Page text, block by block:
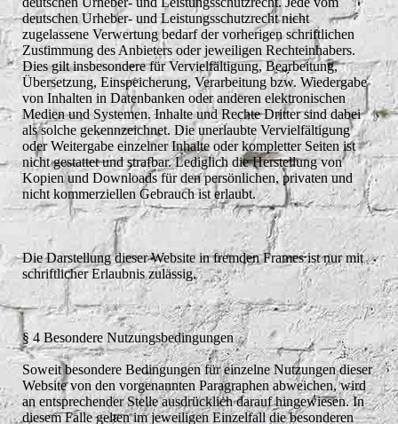
deutschen Urheber- und Leistungsschutzrecht nicht
zugelassene Verwertung bedarf der vorherigen schriftlichen
Zustimmung des Anbieters oder jeweiligen Rechteinhabers.
Dies gilt insbesondere für Vervielfältigung, Bearbeitung,
Übersetzung, Einspeicherung, Verarbeitung bzw. Wiedergabe
von Inhalten in Datenbanken oder anderen elektronischen
Medien und Systemen. Inhalte und Rechte Dritter sind dabei
als solche gekennzeichnet. Die unerlaubte Vervielfältigung
oder Weitergabe einzelner Inhalte oder kompletter Seiten ist
nicht gestattet und strafbar. Lediglich die Herstellung von
Kopien und Downloads für den persönlichen, privaten und
nicht kommerziellen Gebrauch ist erlaubt.
Die Darstellung dieser Website in fremden Frames ist nur mit
schriftlicher Erlaubnis zulässig.
§ 4 Besondere Nutzungsbedingungen
Soweit besondere Bedingungen für einzelne Nutzungen dieser
Website von den vorgenannten Paragraphen abweichen, wird
an entsprechender Stelle ausdrücklich darauf hingewiesen. In
diesem Falle gelten im jeweiligen Einzelfall die besonderen